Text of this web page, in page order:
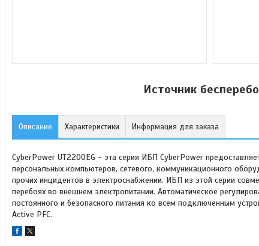
Источник
Описание Характеристики Информация для заказа
CyberPower UT2200EG - эта серия ИБП CyberPower
персональных компьютеров, сетевого, коммуникационного
прочих инцидентов в электроснабжении. ИБП из этой серии
перебоях во внешнем электропитании. Автоматическое
постоянного и безопасного питания ко всем подключенным
Active PFC.